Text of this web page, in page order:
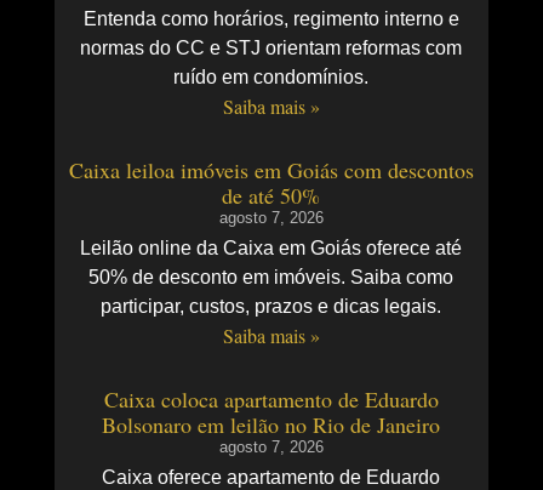
Entenda como horários, regimento interno e
normas do CC e STJ orientam reformas com
ruído em condomínios.
Saiba mais »
Caixa leiloa imóveis em Goiás com descontos
de até 50%
agosto 7, 2026
Leilão online da Caixa em Goiás oferece até
50% de desconto em imóveis. Saiba como
participar, custos, prazos e dicas legais.
Saiba mais »
Caixa coloca apartamento de Eduardo
Bolsonaro em leilão no Rio de Janeiro
agosto 7, 2026
Caixa oferece apartamento de Eduardo